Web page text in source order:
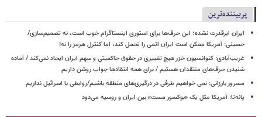
پربیننده‌ترین
ایران ابرقدرت نشده؛ این حرف‌ها برای استوری اینستاگرام خوب است، نه تصمیم‌سازی/
حسینی: آمریکا ممکن است ایران اتمی را تحمل کند، اما کنترل هرمز را نه!
غریب‌آبادی: کنوانسیون خزر هیچ تغییری در حقوق حاکمیتی و سهم ایران ایجاد نمی‌کند / آماده
شنیدن حرف‌های منتقدان هستیم / برای همه انتقادها جواب روشن داریم
مسرور بارزانی: نمی خواهیم طرفی در درگیری‌های منطقه باشیم/روابطی با اسرائیل نداریم
پانه‌تا: آمریکا مثل یک «بوکسور مست» بین ایران و روسیه می‌دود